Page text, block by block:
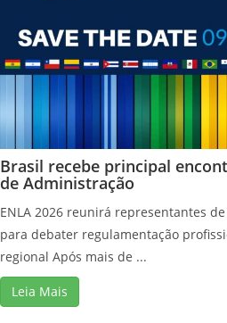
Brasil recebe principal
de Administração
ENLA 2026 reunirá representantes
para debater regulamentação
regional Após mais de ...
Leia Mais